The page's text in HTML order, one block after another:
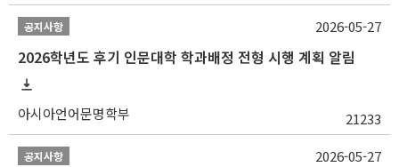
공지사항
2026학년도 후기 인문대학 학과배정 전형 시행 계획 알림
아시아언어문명학부 21233
2026-05-27
공지사항 2026-05-27